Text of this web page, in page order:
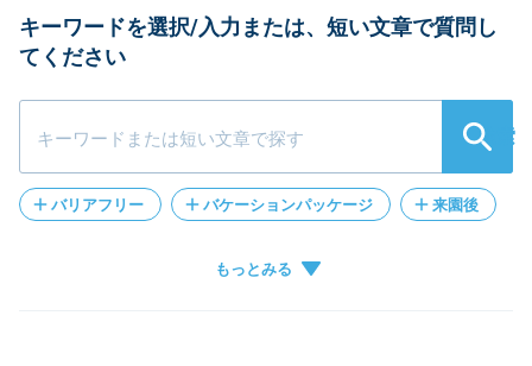
キーワードを選択/入力または、短い文章で質問し
てください
検索
バリアフリー バケーションパッケージ
来園後